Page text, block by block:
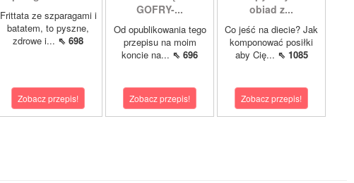
Frittata ze szparagami i
batatem, to pyszne,
zdrowe i... ⇖ 698
Zobacz przepis!
GOFRY-...
Od opublikowania tego
przepisu na moim
koncie na... ⇖ 696
Zobacz przepis!
obiad z...
Co jeść na diecie? Jak
komponować posiłki
aby Cię... ⇖ 1085
Zobacz przepis!